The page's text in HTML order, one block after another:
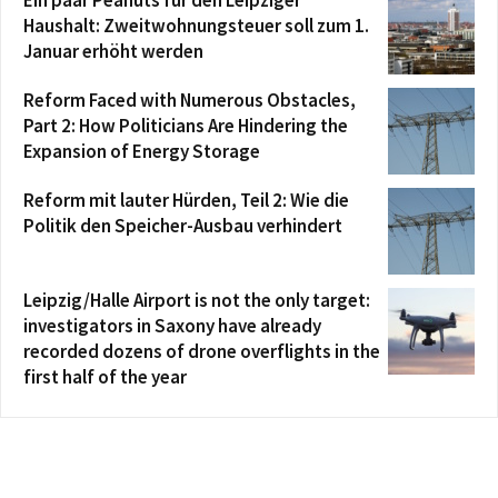
Haushalt: Zweitwohnungsteuer soll zum 1.
Januar erhöht werden
Reform Faced with Numerous Obstacles,
Part 2: How Politicians Are Hindering the
Expansion of Energy Storage
Reform mit lauter Hürden, Teil 2: Wie die
Politik den Speicher-Ausbau verhindert
Leipzig/Halle Airport is not the only target:
investigators in Saxony have already
recorded dozens of drone overflights in the
first half of the year